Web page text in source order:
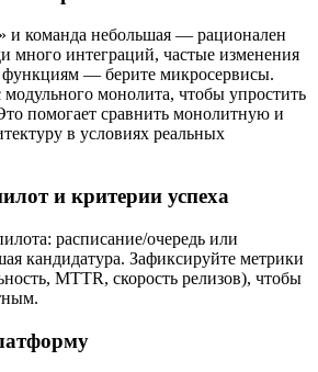
и команда небольшая — рационален
много интеграций, частые изменения
— берите микросервисы.
модульного монолита, чтобы упростить
помогает сравнить монолитную и
в условиях реальных
и критерии успеха
расписание/очередь или
кандидатура. Зафиксируйте метрики
MTTR, скорость релизов), чтобы